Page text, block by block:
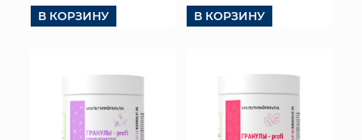
В КОРЗИНУ В КОРЗИНУ